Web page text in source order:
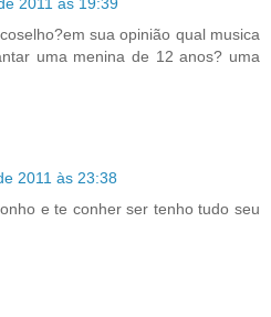
sua opinião qual musica
uma menina de 12 anos? uma
2011 às 23:38
e te conher ser tenho tudo seu